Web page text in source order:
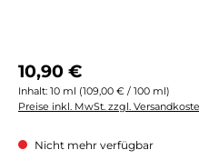
Regulärer Preis:
10,90 €
Inhalt: 10 ml (109,00 € / 100 ml)
Preise inkl. MwSt. zzgl.
Nicht mehr verfügbar